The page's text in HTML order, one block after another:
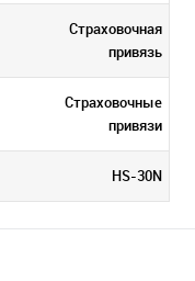
Страховочная
привязь
Страховочные
привязи
HS-30N